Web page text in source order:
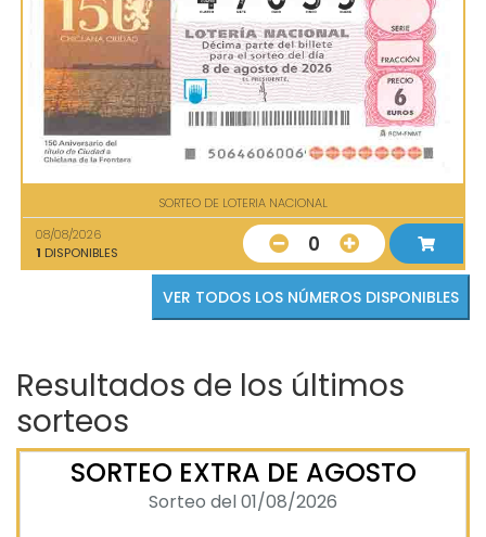
SORTEO DE LOTERIA NACIONAL
08/08/2026
1 DISPONIBLES 0
VER TODOS LOS NÚMEROS DISPONIBLES
Resultados de los últimos
sorteos
SORTEO EXTRA DE AGOSTO
Sorteo del 01/08/2026